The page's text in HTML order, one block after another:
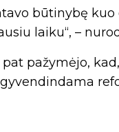
būtinybę
laiku“, –
pažymėjo,